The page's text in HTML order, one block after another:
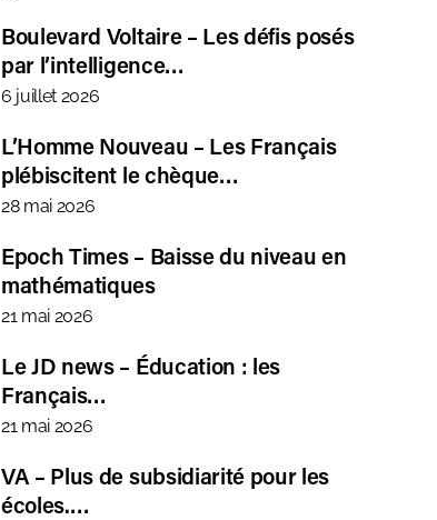
Boulevard Voltaire – Les défis posés
par l’intelligence…
6 juillet 2026
L’Homme Nouveau – Les Français
plébiscitent le chèque…
28 mai 2026
Epoch Times – Baisse du niveau en
mathématiques
21 mai 2026
Le JD news – Éducation : les
Français…
21 mai 2026
VA – Plus de subsidiarité pour les
écoles.…